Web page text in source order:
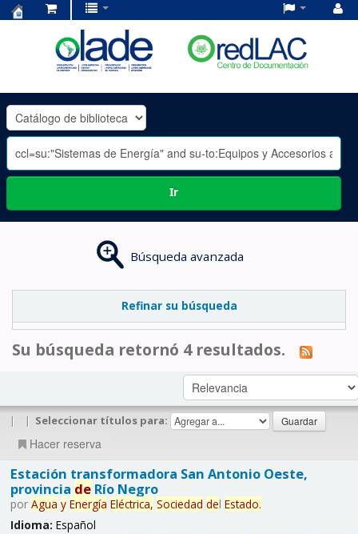
OLADE
-
Ir
Búsqueda avanzada
Refinar su búsqueda
Su búsqueda retornó 4 resultados.
| | Seleccionar títulos para:
Hacer reserva
Estación transformadora San Antonio Oeste,
provincia deRío Negro
por Agua y Energía Eléctrica, Sociedad del Estado.
Idioma: Español